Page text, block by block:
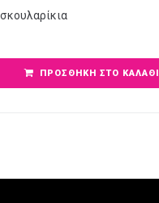
ΠΡΟΣΘΉΚΗ ΣΤΟ ΚΑΛΆΘΙ